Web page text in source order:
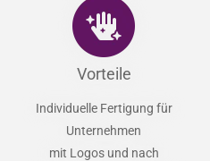
Vorteile
Individuelle Fertigung für
Unternehmen
mit Logos und nach